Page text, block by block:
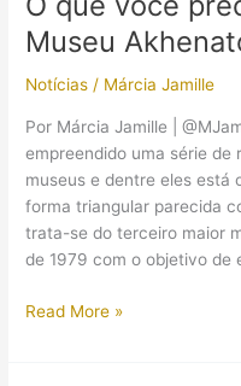
para
inauguração
maior
museu
de
antiguidades
do
mundo
Museu
Notícias / Márcia Jamille
Por Márcia Jamille |
empreendido uma série de
museus e dentre eles está
forma triangular parecida
trata-se do terceiro maior
de 1979 com o objetivo de
O
Read More »